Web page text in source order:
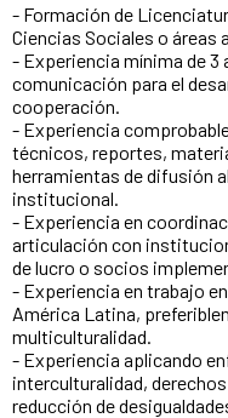
- Formación de
Ciencias Sociales o áreas
- Experiencia mínima de
comunicación para el
cooperación.
- Experiencia
técnicos, reportes,
herramientas de difusión
institucional.
- Experiencia en
articulación con
de lucro o socios
- Experiencia en trabajo
América Latina,
multiculturalidad.
- Experiencia aplicando
interculturalidad,
reducción de